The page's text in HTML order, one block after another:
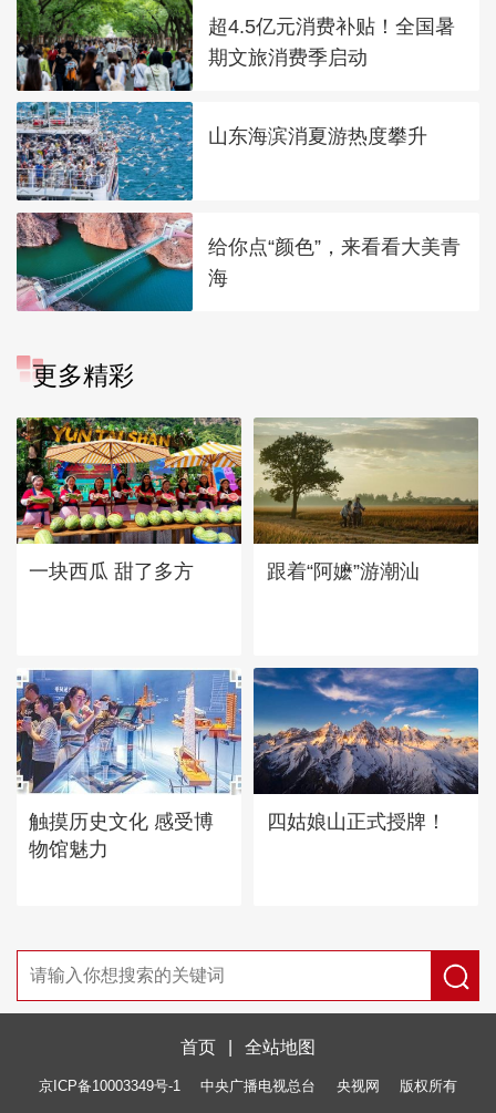
超4.5亿元消费补贴！全国暑
期文旅消费季启动
山东海滨消夏游热度攀升
给你点“颜色”，来看看大美青
海
更多精彩
一块西瓜 甜了多方 跟着“阿嬷”游潮汕
触摸历史文化 感受博
物馆魅力
四姑娘山正式授牌！
首页 全站地图
京ICP备10003349号-1 中央广播电视总台 央视网 版权所有